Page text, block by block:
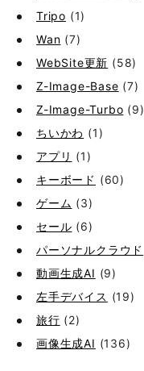
Tripo (1)
Wan (7)
WebSite更新 (58)
Z-Image-Base (7)
Z-Image-Turbo (9)
ちいかわ (1)
アプリ (1)
キーボード (60)
ゲーム (3)
セール (6)
パーソナルクラウド
動画生成AI (9)
左手デバイス (19)
旅行 (2)
画像生成AI (136)